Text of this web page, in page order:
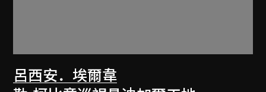
呂西安．埃爾韋